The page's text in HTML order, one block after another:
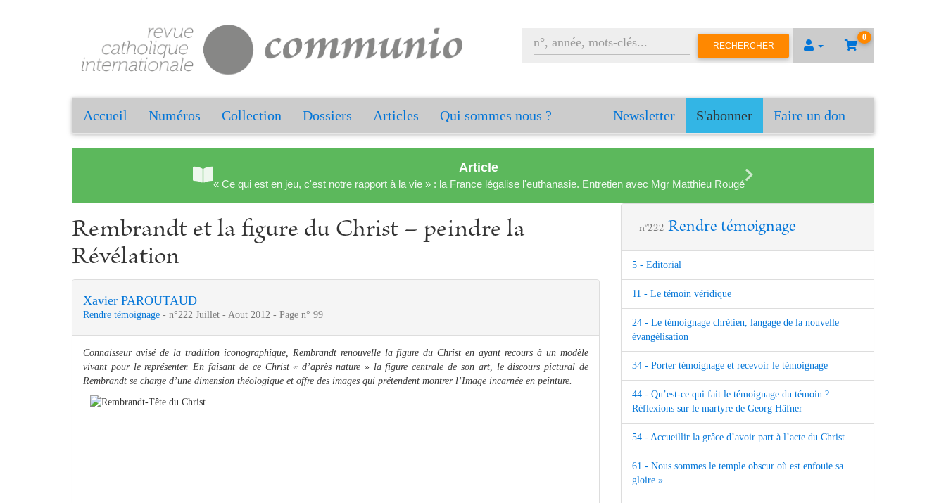
0
RECHERCHER
Accueil Numéros Collection Dossiers Articles Qui sommes nous ? Newsletter S'abonner Faire un don
Article
« Ce qui est en jeu, c'est notre rapport à la vie » : la France légalise l'euthanasie. Entretien avec Mgr Matthieu Rougé
Rembrandt et la figure du Christ – peindre la
Révélation
Xavier PAROUTAUD
Rendre témoignage - n°222 Juillet - Aout 2012 - Page n° 99
Connaisseur avisé de la tradition iconographique, Rembrandt renouvelle la figure du Christ en ayant recours à un modèle
vivant pour le représenter. En faisant de ce Christ « d’après nature » la figure centrale de son art, le discours pictural de
Rembrandt se charge d’une dimension théologique et offre des images qui prétendent montrer l’Image incarnée en peinture.
n°222 Rendre témoignage
5 - Editorial
11 - Le témoin véridique
24 - Le témoignage chrétien, langage de la nouvelle
évangélisation
34 - Porter témoignage et recevoir le témoignage
44 - Qu’est-ce qui fait le témoignage du témoin ?
Réflexions sur le martyre de Georg Häfner
54 - Accueillir la grâce d’avoir part à l’acte du Christ
61 - Nous sommes le temple obscur où est enfouie sa
gloire »